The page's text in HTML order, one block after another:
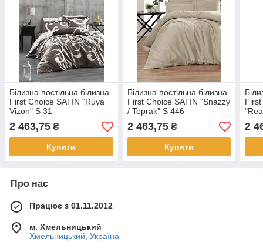
Білизна постільна білизна
First Choice SATIN "Ruya
Vizon" S 31
2 463,75 ₴
Купити
Білизна постільна білизна
First Choice SATIN "Snazzy
/ Toprak" S 446
2 463,75₴
Купити
First
2
Про нас
Працює з 01.11.2012
м. Хмельницький
Хмельницький, Україна